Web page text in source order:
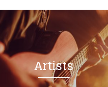
Artists